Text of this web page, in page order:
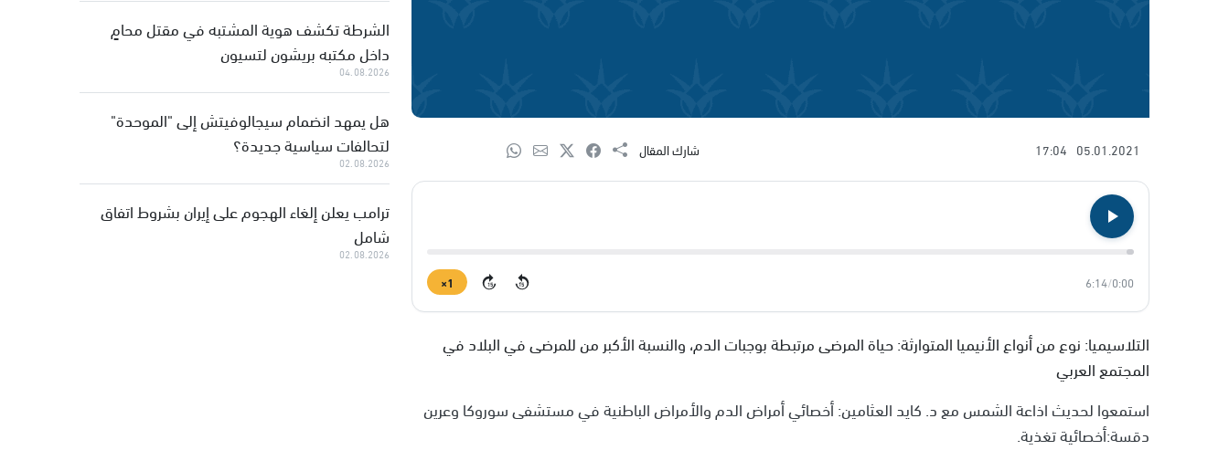
05.01.2021
17:04 شارك المقال
0:00
/
6:14
15
15
1×
التلاسيميا: نوع من أنواع الأنيميا المتوارثة: حياة المرضى مرتبطة بوجبات الدم، والنسبة الأكبر من للمرضى في البلاد في
المجتمع العربي
استمعوا لحديث اذاعة الشمس مع د. كايد العثامين: أخصائي أمراض الدم والأمراض الباطنية في مستشفى سوروكا وعرين
دقسة:أخصائية تغذية.
الشرطة تكشف هوية المشتبه في مقتل محامٍ
داخل مكتبه بريشون لتسيون
04.08.2026
هل يمهد انضمام سيجالوفيتش إلى "الموحدة"
لتحالفات سياسية جديدة؟
02.08.2026
ترامب يعلن إلغاء الهجوم على إيران بشروط اتفاق
شامل
02.08.2026